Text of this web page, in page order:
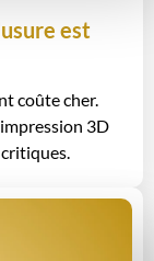
est
coûte cher.
3D